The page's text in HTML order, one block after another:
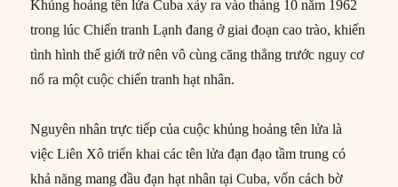
Khủng hoảng tên lửa Cuba xảy ra vào tháng 10 năm 1962
trong lúc Chiến tranh Lạnh đang ở giai đoạn cao trào, khiến
tình hình thế giới trở nên vô cùng căng thẳng trước nguy cơ
nổ ra một cuộc chiến tranh hạt nhân.
Nguyên nhân trực tiếp của cuộc khủng hoảng tên lửa là
việc Liên Xô triển khai các tên lửa đạn đạo tầm trung có
khả năng mang đầu đạn hạt nhân tại Cuba, vốn cách bờ